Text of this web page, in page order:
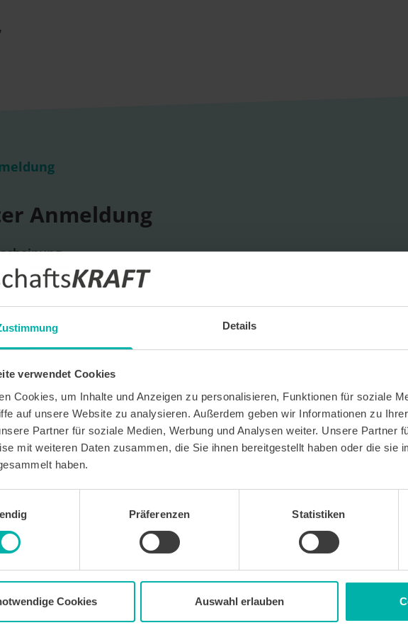
Details
verwendet Cookies
Cookies, um Inhalte und Anzeigen zu personalisieren, Funktionen für soziale
auf unsere Website zu analysieren. Außerdem geben wir Informationen zu
Partner für soziale Medien, Werbung und Analysen weiter. Unsere Partner
mit weiteren Daten zusammen, die Sie ihnen bereitgestellt haben oder die sie
haben.
Präferenzen Statistiken
Cookies Auswahl erlauben
Anmeldung
und wichtige Termine
und Unternehmensprofile
ich monatlich den kostenlosen Newsletter WirtschaftsKRAFT der INFO -
GmbH erhalte. Um die Inhalte des Newsletters besser auf meine
auszurichten, stimme ich außerdem zu, hierfür mein
Nutzungsverhalten des Newsletters zu erfassen und auszuwerten.
begleitende Werbeinformationen zu Produkten und
durch den in jedem Newsletter enthaltenen Abmeldelink oder
Zustellung des Newsletters genutzt. Detaillierte Informationen zum
Daten und der von uns eingesetzten Newsletter-Software Cleverreach
Datenschutzerklärung.
WirtschaftsKRAFT